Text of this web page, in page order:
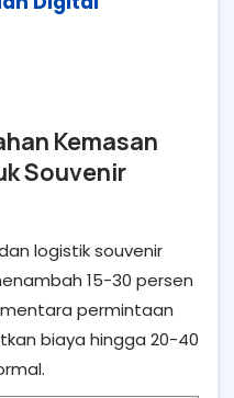
Kemasan
Souvenir
logistik souvenir
15-30 persen
permintaan
biaya hingga 20-40